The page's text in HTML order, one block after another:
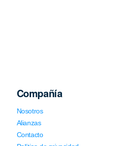
Compañía
Nosotros
Alianzas
Contacto